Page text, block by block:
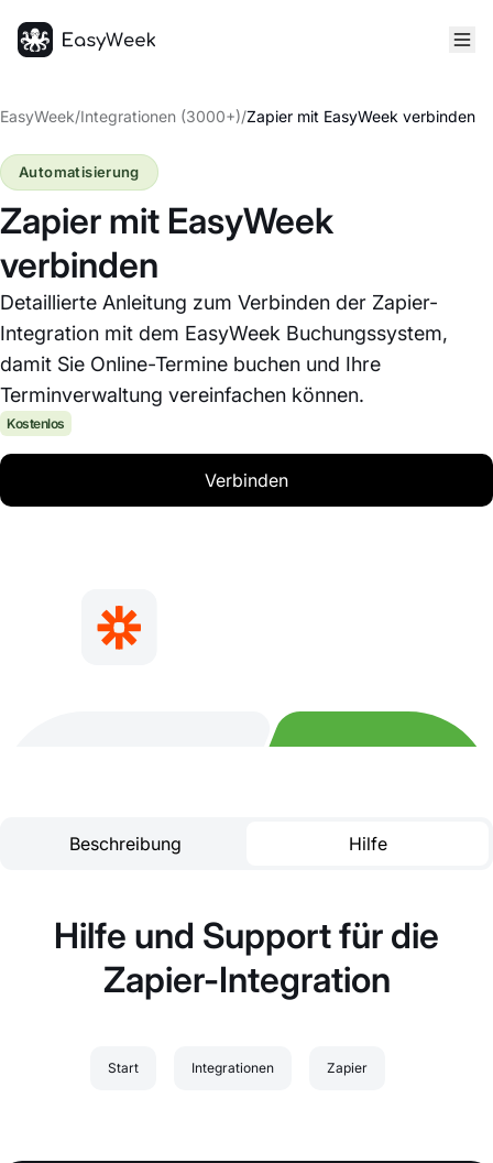
EasyWeek/Integrationen (3000+)/Zapier mit EasyWeek verbinden
Zapier mit EasyWeek
verbinden
Detaillierte Anleitung zum Verbinden der Zapier-
Integration mit dem EasyWeek Buchungssystem,
damit Sie Online-Termine buchen und Ihre
Terminverwaltung vereinfachen können.
Automatisierung
Kostenlos
Verbinden
Beschreibung Hilfe
Hilfe und Support für die
Zapier-Integration
Start Integrationen Zapier